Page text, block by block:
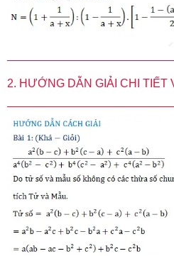
2. HƯỚNG DẪN GIẢI CHI TIẾT